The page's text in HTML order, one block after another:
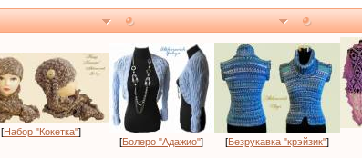
[Набор "Кокетка"]
[Болеро "Адажио"] [Безрукавка "крэйзик"]